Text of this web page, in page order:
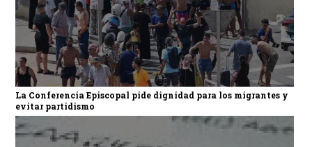
La Conferencia Episcopal pide dignidad para los migrantes y
evitar partidismo